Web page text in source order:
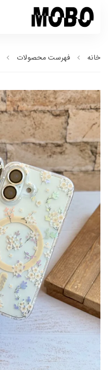
خانه فهرست محصولات